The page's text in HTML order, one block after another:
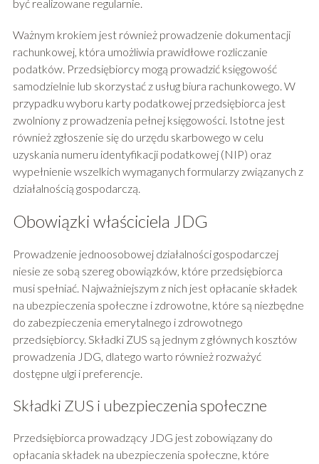
być realizowane regularnie.
Ważnym krokiem jest również prowadzenie dokumentacji
rachunkowej, która umożliwia prawidłowe rozliczanie
podatków. Przedsiębiorcy mogą prowadzić księgowość
samodzielnie lub skorzystać z usług biura rachunkowego. W
przypadku wyboru karty podatkowej przedsiębiorca jest
zwolniony z prowadzenia pełnej księgowości. Istotne jest
również zgłoszenie się do urzędu skarbowego w celu
uzyskania numeru identyfikacji podatkowej (NIP) oraz
wypełnienie wszelkich wymaganych formularzy związanych z
działalnością gospodarczą.
Obowiązki właściciela JDG
Prowadzenie jednoosobowej działalności gospodarczej
niesie ze sobą szereg obowiązków, które przedsiębiorca
musi spełniać. Najważniejszym z nich jest opłacanie składek
na ubezpieczenia społeczne i zdrowotne, które są niezbędne
do zabezpieczenia emerytalnego i zdrowotnego
przedsiębiorcy. Składki ZUS są jednym z głównych kosztów
prowadzenia JDG, dlatego warto również rozważyć
dostępne ulgi i preferencje.
Składki ZUS i ubezpieczenia społeczne
Przedsiębiorca prowadzący JDG jest zobowiązany do
opłacania składek na ubezpieczenia społeczne, które